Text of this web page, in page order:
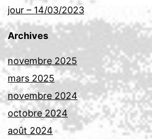
jour – 14/03/2023
Archives
novembre 2025
mars 2025
novembre 2024
octobre 2024
août 2024